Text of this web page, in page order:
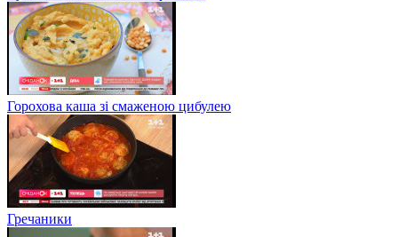
Горохова каша зі смаженою цибулею
Гречаники